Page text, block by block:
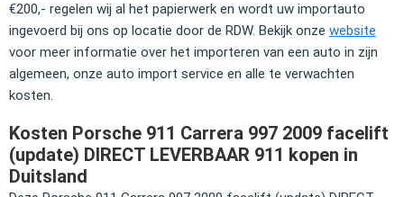
€200,- regelen wij al het papierwerk en wordt uw importauto
ingevoerd bij ons op locatie door de RDW. Bekijk onze website
voor meer informatie over het importeren van een auto in zijn
algemeen, onze auto import service en alle te verwachten
kosten.
Kosten Porsche 911 Carrera 997 2009 facelift
(update) DIRECT LEVERBAAR 911 kopen in
Duitsland